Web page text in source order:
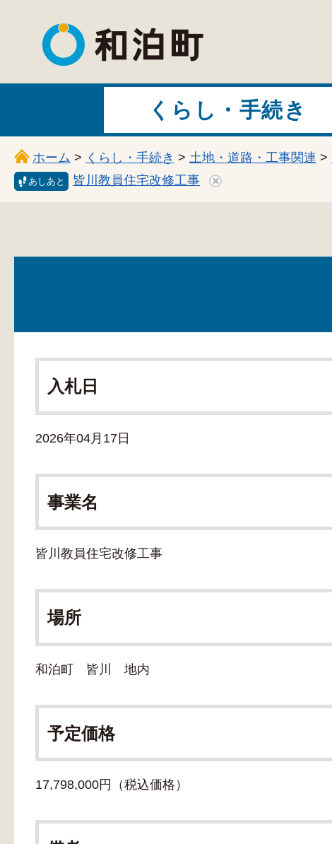
和泊町
くらし・手続き
ホーム > くらし・手続き > 土地・道路・工事関連 >
あしあと 皆川教員住宅改修工事
入札日
2026年04月17日
事業名
皆川教員住宅改修工事
場所
和泊町 皆川 地内
予定価格
17,798,000円（税込価格）